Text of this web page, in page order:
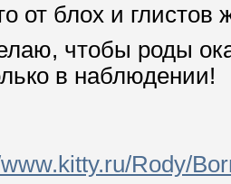
от блох и глистов
чтобы роды
в наблюдении!
Rody/